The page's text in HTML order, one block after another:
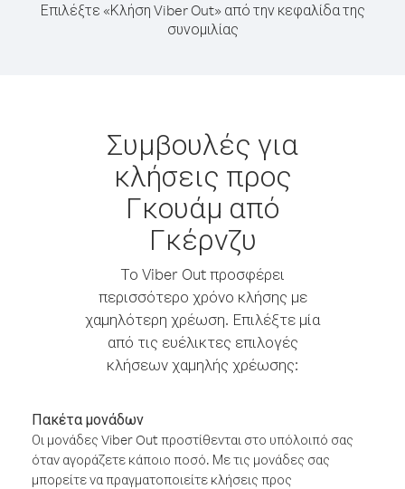
Επιλέξτε «Κλήση Viber Out» από την κεφαλίδα της
συνομιλίας
Συμβουλές για
κλήσεις προς
Γκουάμ από
Γκέρνζυ
Το Viber Out προσφέρει
περισσότερο χρόνο κλήσης με
χαμηλότερη χρέωση. Επιλέξτε μία
από τις ευέλικτες επιλογές
κλήσεων χαμηλής χρέωσης:
Πακέτα μονάδων
Οι μονάδες Viber Out προστίθενται στο υπόλοιπό σας
όταν αγοράζετε κάποιο ποσό. Με τις μονάδες σας
μπορείτε να πραγματοποιείτε κλήσεις προς